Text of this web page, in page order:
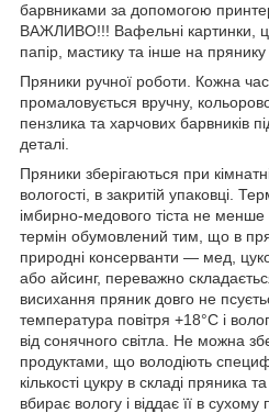
барвниками за допомогою
ВАЖЛИВО!!! Вафельні картинки,
папір, мастику та інше на
Пряники ручної роботи. Кожна
промаловується вручну,
пензлика та харчових барвників
деталі.
Пряники зберігаються при
вологості, в закритій упаковці.
імбирно-медового тіста не менше
термін обумовлений тим, що в
природні консерванти — мед,
або айсинг, переважно
висихання пряник довго не
температура повітря +18°С і
від сонячного світла. Не можна
продуктами, що володіють
кількості цукру в складі пряника
вбирає вологу і віддає її в